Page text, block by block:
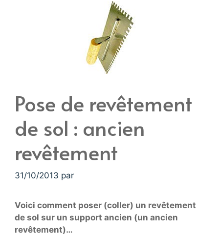
Pose de revêtement
de sol : ancien
revêtement
31/10/2013 par
Voici comment poser (coller) un revêtement
de sol sur un support ancien (un ancien
revêtement)…